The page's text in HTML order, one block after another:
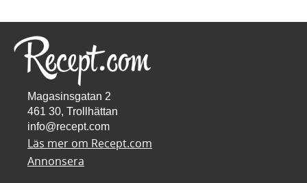
Magasinsgatan 2
461 30, Trollhättan
info@recept.com
Läs mer om Recept.com
Annonsera